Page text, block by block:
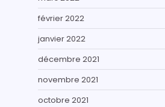
février 2022
janvier 2022
décembre 2021
novembre 2021
octobre 2021